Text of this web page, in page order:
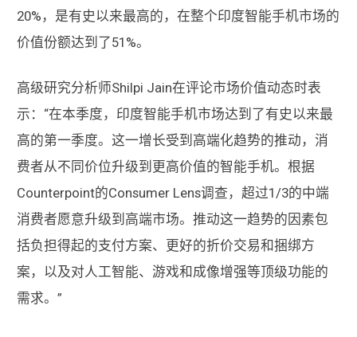
20%，是有史以来最高的，在整个印度智能手机市场的
价值份额达到了51%。
高级研究分析师Shilpi Jain在评论市场价值动态时表
示：“在本季度，印度智能手机市场达到了有史以来最
高的第一季度。这一增长受到高端化趋势的推动，消
费者从不同价位升级到更高价值的智能手机。根据
Counterpoint的Consumer Lens调查，超过1/3的中端
消费者愿意升级到高端市场。推动这一趋势的因素包
括负担得起的支付方案、更好的折价交易和捆绑方
案，以及对人工智能、游戏和成像增强等顶级功能的
需求。”